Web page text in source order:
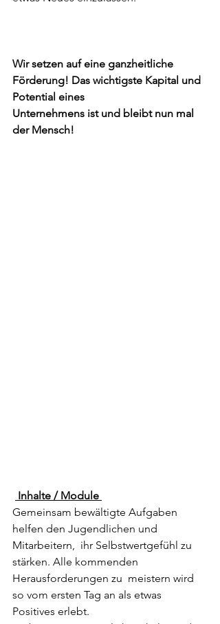
Wir setzen auf eine ganzheitliche
Förderung! Das wichtigste Kapital und
Potential eines
Unternehmens ist und bleibt nun mal
der Mensch!
Inhalte / Module
Gemeinsam bewältigte Aufgaben
helfen den Jugendlichen und
Mitarbeitern,  ihr Selbstwertgefühl zu
stärken. Alle kommenden
Herausforderungen zu  meistern wird
so vom ersten Tag an als etwas
Positives erlebt.